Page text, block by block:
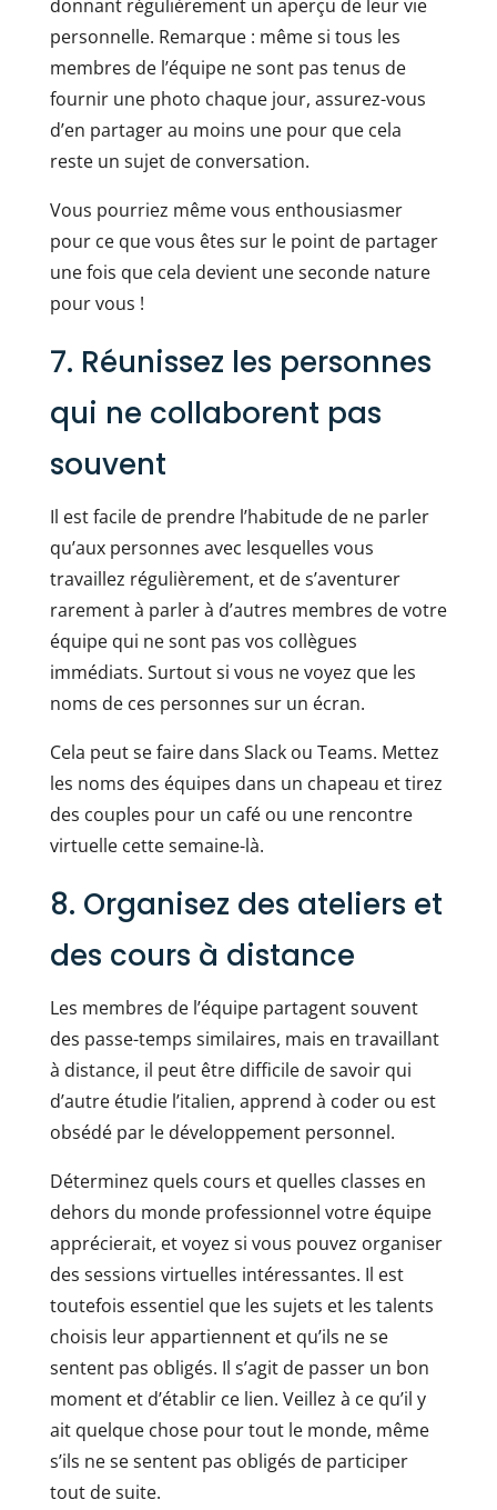
donnant régulièrement un aperçu de leur vie
personnelle. Remarque : même si tous les
membres de l’équipe ne sont pas tenus de
fournir une photo chaque jour, assurez-vous
d’en partager au moins une pour que cela
reste un sujet de conversation.
Vous pourriez même vous enthousiasmer
pour ce que vous êtes sur le point de partager
une fois que cela devient une seconde nature
pour vous !
7. Réunissez les personnes
qui ne collaborent pas
souvent
Il est facile de prendre l’habitude de ne parler
qu’aux personnes avec lesquelles vous
travaillez régulièrement, et de s’aventurer
rarement à parler à d’autres membres de votre
équipe qui ne sont pas vos collègues
immédiats. Surtout si vous ne voyez que les
noms de ces personnes sur un écran.
Cela peut se faire dans Slack ou Teams. Mettez
les noms des équipes dans un chapeau et tirez
des couples pour un café ou une rencontre
virtuelle cette semaine-là.
8. Organisez des ateliers et
des cours à distance
Les membres de l’équipe partagent souvent
des passe-temps similaires, mais en travaillant
à distance, il peut être difficile de savoir qui
d’autre étudie l’italien, apprend à coder ou est
obsédé par le développement personnel.
Déterminez quels cours et quelles classes en
dehors du monde professionnel votre équipe
apprécierait, et voyez si vous pouvez organiser
des sessions virtuelles intéressantes. Il est
toutefois essentiel que les sujets et les talents
choisis leur appartiennent et qu’ils ne se
sentent pas obligés. Il s’agit de passer un bon
moment et d’établir ce lien. Veillez à ce qu’il y
ait quelque chose pour tout le monde, même
s’ils ne se sentent pas obligés de participer
tout de suite.